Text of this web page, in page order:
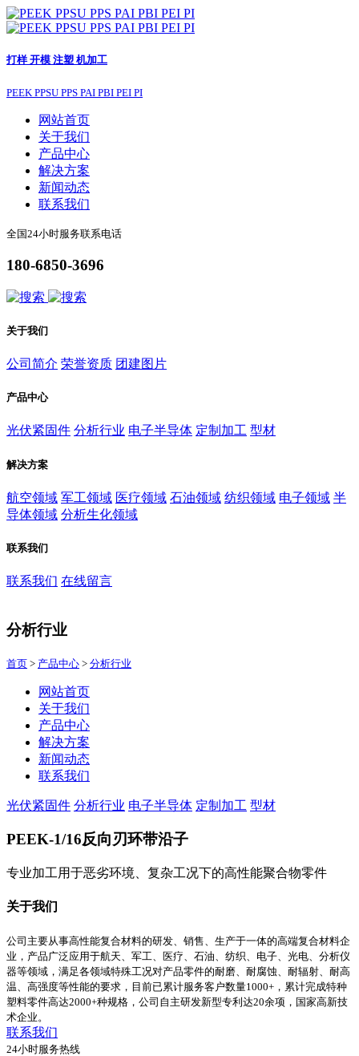
打样 开模 注塑 机加工
PEEK PPSU PPS PAI PBI PEI PI
网站首页
关于我们
产品中心
解决方案
新闻动态
联系我们
全国24小时服务联系电话
180-6850-3696
关于我们
公司简介 荣誉资质 团建图片
产品中心
光伏紧固件 分析行业 电子半导体 定制加工 型材
解决方案
航空领域 军工领域 医疗领域 石油领域 纺织领域 电子领域 半
导体领域 分析生化领域
联系我们
联系我们 在线留言
分析行业
首页 > 产品中心 > 分析行业
网站首页
关于我们
产品中心
解决方案
新闻动态
联系我们
光伏紧固件 分析行业 电子半导体 定制加工 型材
PEEK-1/16反向刃环带沿子
专业加工用于恶劣环境、复杂工况下的高性能聚合物零件
关于我们
公司主要从事高性能复合材料的研发、销售、生产于一体的高端复合材料企
业，产品广泛应用于航天、军工、医疗、石油、纺织、电子、光电、分析仪
器等领域，满足各领域特殊工况对产品零件的耐磨、耐腐蚀、耐辐射、耐高
温、高强度等性能的要求，目前已累计服务客户数量1000+，累计完成特种
塑料零件高达2000+种规格，公司自主研发新型专利达20余项，国家高新技
术企业。
联系我们
24小时服务热线